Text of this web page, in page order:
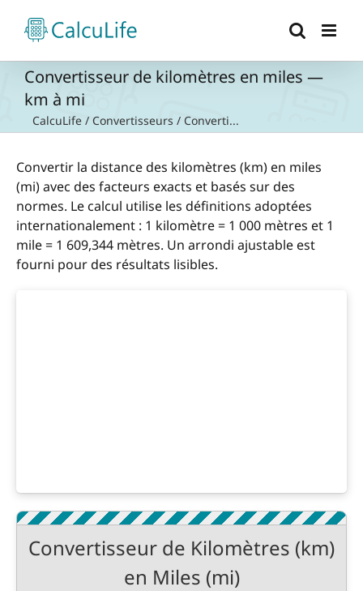
contenu
Convertisseur de kilomètres en miles —
km à mi
CalcuLife / Convertisseurs / Converti...
Convertir la distance des kilomètres (km) en miles
(mi) avec des facteurs exacts et basés sur des
normes. Le calcul utilise les définitions adoptées
internationalement : 1 kilomètre = 1 000 mètres et 1
mile = 1 609,344 mètres. Un arrondi ajustable est
fourni pour des résultats lisibles.
Convertisseur de Kilomètres (km)
en Miles (mi)